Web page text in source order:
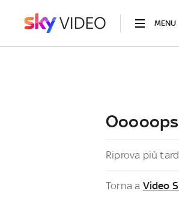
MENU
Riprova più
Torna a Video